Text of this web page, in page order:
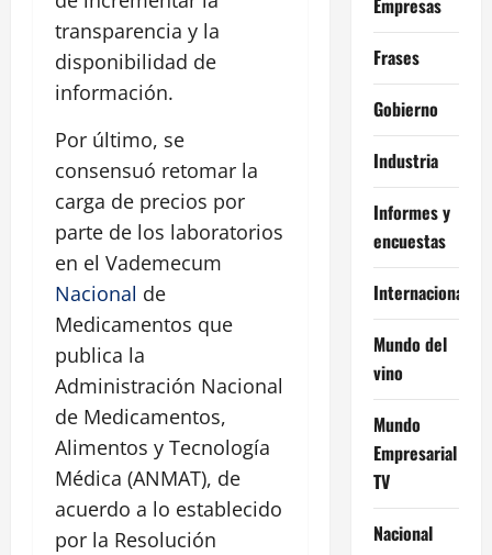
transparencia y la
disponibilidad de
información.
Por último, se
consensuó retomar la
carga de precios por
parte de los laboratorios
en el Vademecum
Nacional de
Medicamentos que
publica la
Administración Nacional
de Medicamentos,
Alimentos y Tecnología
Médica (ANMAT), de
acuerdo a lo establecido
por la Resolución
Frases
Gobierno
Industria
Informes y
encuestas
Internacional
Mundo del
vino
Mundo
Empresarial
TV
Nacional